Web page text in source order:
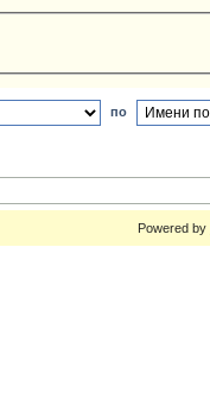
по
Powered by